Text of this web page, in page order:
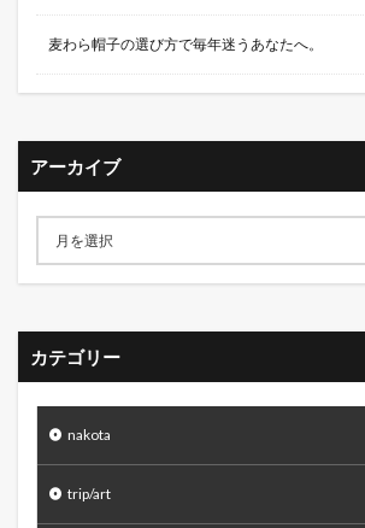
麦わら帽子の選び方で毎年迷うあなたへ。
アーカイブ
カテゴリー
nakota
trip/art